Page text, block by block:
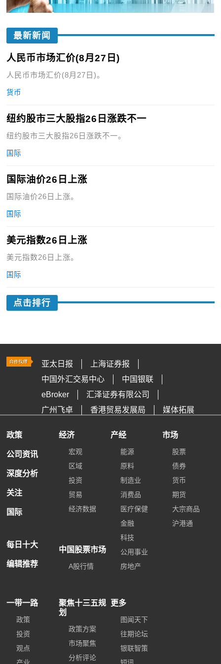
最新新闻
人民币市场汇价(8月27日)
人民币市场汇价(8月27日)。
货币
纽约股市三大股指26日涨跌不一
纽约股市三大股指26日涨跌不一。
国际
国际油价26日上涨
国际油价26日上涨。
国际
美元指数26日上涨
美元指数26日上涨。
国际
点击排行
亚太日报
上海证券报
中国外汇交易中心
中国银联
eBroker
汇泽证券有限公司
广州飞卓
香港贸易发展局 媒体拓展
政策
公司资讯
深度分析
关注
国际
每日十大
编辑推荐
经济
宏观
区域
投资
贸易
经济数据
中国股票市场
A股行情
产经
能源
原料
制造业
消费品
医疗保健
金融
科技
公用事业
房地产
市场
股票
债券
货币
期货
大宗商品
沪港通
一带一路
政策
投资
观点
聚焦十三五规
划
政策方案
市场聚焦
分析评论
更多
图闻天下
往期论坛
银联智策